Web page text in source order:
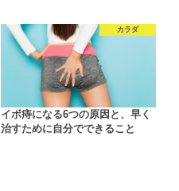
カラダ
イボ痔になる6つの原因と、早く
治すために自分でできること